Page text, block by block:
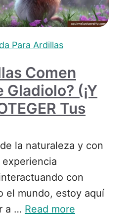
Para Ardillas
Comen
Gladiolo? (¡y
Tus
la naturaleza y con
con
el mundo, estoy aquí
a … Read more